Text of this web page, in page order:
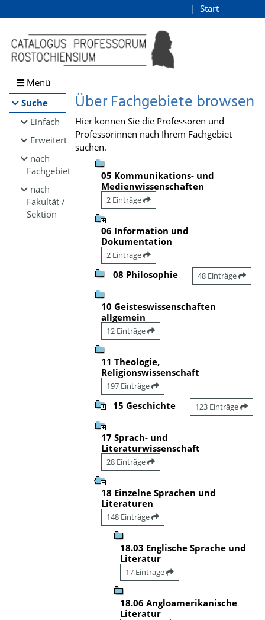
Browsen
direkt zum Inhalt
Start
Menü
Suche
Einfach
Erweitert
nach
Fachgebiet
nach
Fakultät /
Sektion
Über Fachgebiete browsen
Hier können Sie die Professoren und
Professorinnen nach Ihrem Fachgebiet
suchen.
05 Kommunikations- und
Medienwissenschaften
2 Einträge
06 Information und
Dokumentation
2 Einträge
08 Philosophie 48 Einträge
10 Geisteswissenschaften
allgemein
12 Einträge
11 Theologie,
Religionswissenschaft
197 Einträge
15 Geschichte 123 Einträge
17 Sprach- und
Literaturwissenschaft
28 Einträge
18 Einzelne Sprachen und
Literaturen
148 Einträge
18.03 Englische Sprache und
Literatur
17 Einträge
18.06 Angloamerikanische
Literatur